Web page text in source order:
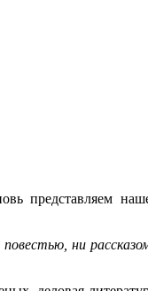
представляем
ни